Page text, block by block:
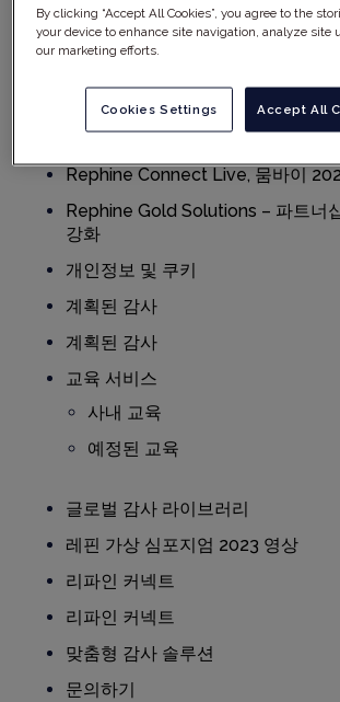
디지털 헬스 체크: 귀사의 전
검사 준비가 되어 있습니까?
Rephine Connect Live 전체 영상
Rephine Connect Live, 뭄바이
Rephine Gold Solutions – 파트너
강화
개인정보 및 쿠키
계획된 감사
계획된 감사
교육 서비스
사내 교육
예정된 교육
글로벌 감사 라이브러리
레핀 가상 심포지엄 2023 영상
리파인 커넥트
리파인 커넥트
맞춤형 감사 솔루션
문의하기
By clicking “Accept All Cookies”, you agree to the
your device to enhance site navigation, analyze site
our marketing efforts.
Accept All
Cookies Settings